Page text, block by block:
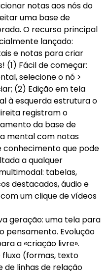
aplicativo para iOS e Android!
gráfico de Gantt
diagramas >>
>>
>>
Banana Pro
com Nano Banana Pro no
NOVO
produtos.
>
>
Sign In
notas aos nós do
uma base de
O recurso principal
lançado:
e notas para criar
(1) Fácil de começar:
selecione o nó >
(2) Edição em tela
à esquerda estrutura o
registram o
da base de
mental com notas
que pode
a qualquer
tabelas,
destacados, áudio e
um clique de vídeos
geração: uma tela para
pensamento. Evolução
a «criação livre».
(formas, texto
de linhas de relação